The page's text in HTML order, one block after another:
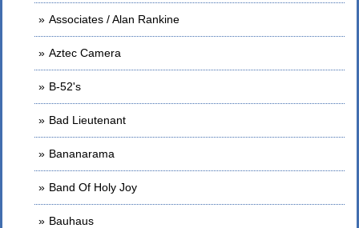
Associates / Alan Rankine
Aztec Camera
B-52's
Bad Lieutenant
Bananarama
Band Of Holy Joy
Bauhaus